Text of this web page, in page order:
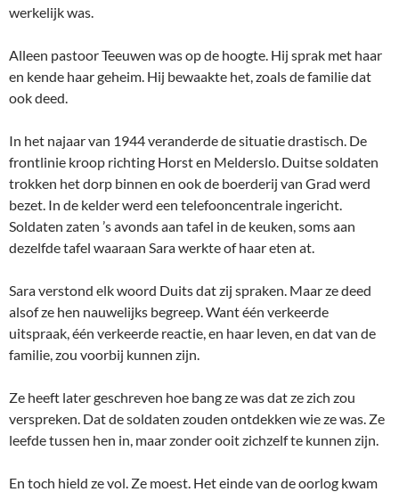
werkelijk was.
Alleen pastoor Teeuwen was op de hoogte. Hij sprak met haar
en kende haar geheim. Hij bewaakte het, zoals de familie dat
ook deed.
In het najaar van 1944 veranderde de situatie drastisch. De
frontlinie kroop richting Horst en Melderslo. Duitse soldaten
trokken het dorp binnen en ook de boerderij van Grad werd
bezet. In de kelder werd een telefooncentrale ingericht.
Soldaten zaten ’s avonds aan tafel in de keuken, soms aan
dezelfde tafel waaraan Sara werkte of haar eten at.
Sara verstond elk woord Duits dat zij spraken. Maar ze deed
alsof ze hen nauwelijks begreep. Want één verkeerde
uitspraak, één verkeerde reactie, en haar leven, en dat van de
familie, zou voorbij kunnen zijn.
Ze heeft later geschreven hoe bang ze was dat ze zich zou
verspreken. Dat de soldaten zouden ontdekken wie ze was. Ze
leefde tussen hen in, maar zonder ooit zichzelf te kunnen zijn.
En toch hield ze vol. Ze moest. Het einde van de oorlog kwam